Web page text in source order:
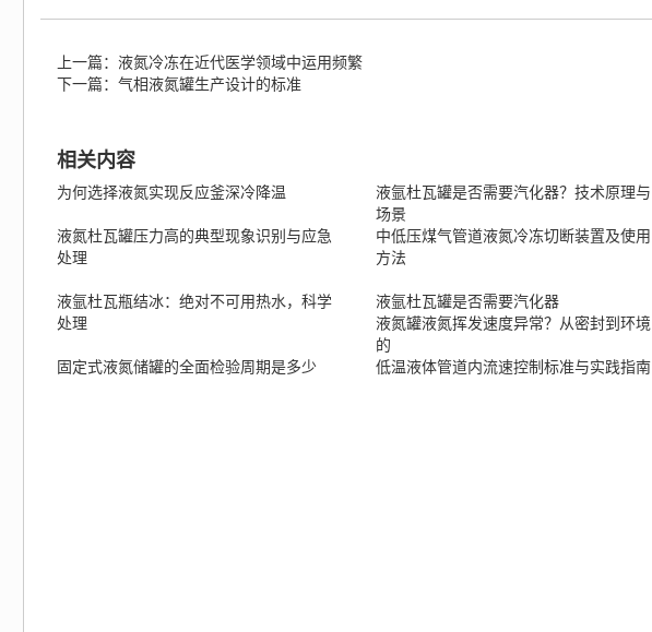
上一篇：液氮冷冻在近代医学领域中运用频繁
下一篇：气相液氮罐生产设计的标准
相关内容
为何选择液氮实现反应釜深冷降温
液氩杜瓦罐是否需要汽化器？技术原理与
场景
液氮杜瓦罐压力高的典型现象识别与应急
处理
中低压煤气管道液氮冷冻切断装置及使用
方法
液氩杜瓦瓶结冰：绝对不可用热水，科学
处理
液氩杜瓦罐是否需要汽化器
液氮罐液氮挥发速度异常？从密封到环境
的
固定式液氮储罐的全面检验周期是多少
低温液体管道内流速控制标准与实践指南